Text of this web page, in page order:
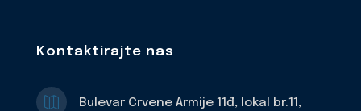
Kontaktirajte nas

Bulevar Crvene Armije 11đ, lokal br.11,